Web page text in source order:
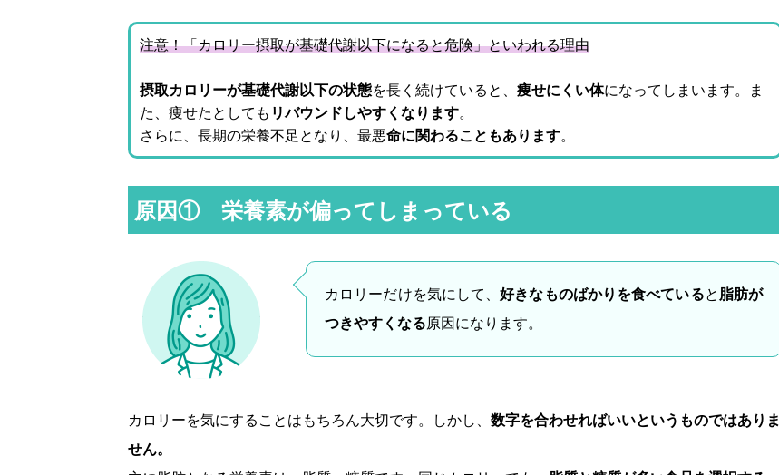
注意！「カロリー摂取が基礎代謝以下になると危険」といわれる理由
摂取カロリーが基礎代謝以下の状態を長く続けていると、 痩せにくい体になってしまいます。ま
た、痩せたとしても リバウンドしやすくなります。
さらに、長期の栄養不足となり、最悪命に関わることもあります。
原因① 栄養素が偏ってしまっている
カロリーだけを気にして、好きなものばかりを食べていると 脂肪が
つきやすくなる原因になります。
カロリーを気にすることはもちろん大切です。しかし、 数字を合わせればいいというものではありま
せん。